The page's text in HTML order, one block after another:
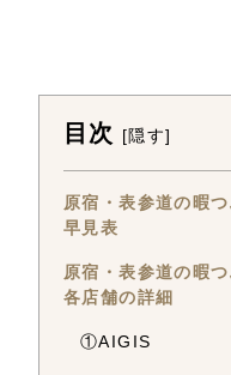
目次 [隠す]
原宿・表参道の暇
早見表
原宿・表参道の暇
各店舗の詳細
①AIGIS